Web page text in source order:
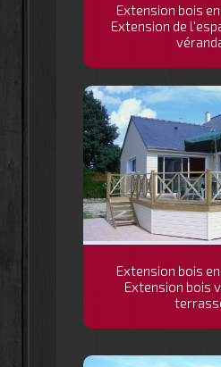
Extension bois
Extension de
Extension bois
Extension bois